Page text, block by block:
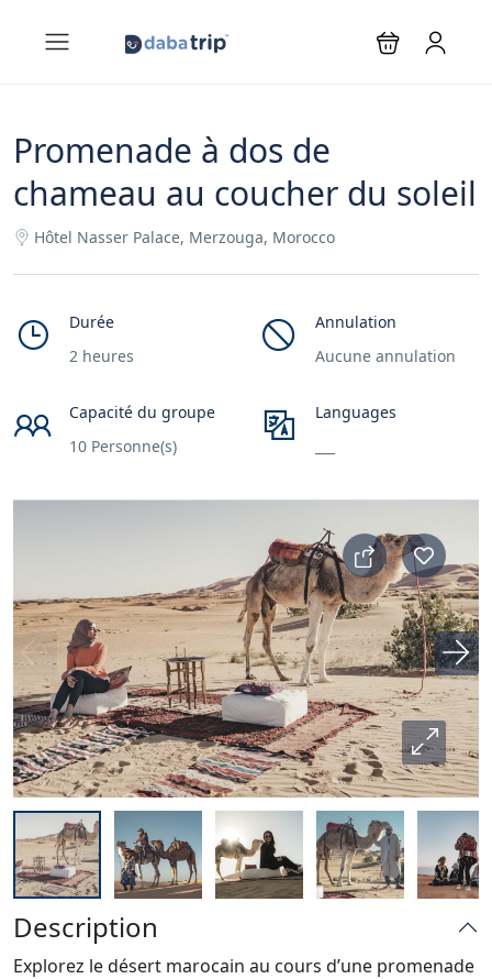
Promenade à dos de
chameau au coucher du soleil
Hôtel Nasser Palace, Merzouga, Morocco
Durée
2 heures
Annulation
Aucune annulation
Capacité du groupe
10 Personne(s)
Languages
Description
Explorez le désert marocain au cours d’une promenade